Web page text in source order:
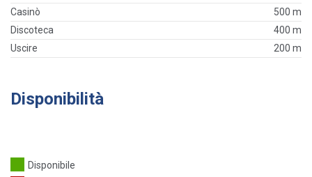
Casinò
500 m
Discoteca
400 m
Uscire
200 m
Disponibilità
Disponibile